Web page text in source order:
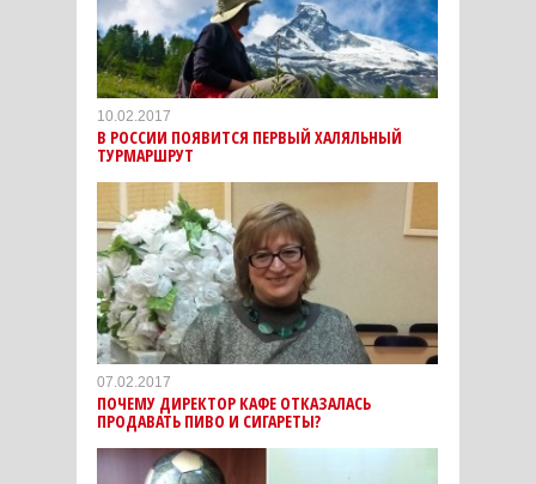
10.02.2017
В РОССИИ ПОЯВИТСЯ ПЕРВЫЙ ХАЛЯЛЬНЫЙ
ТУРМАРШРУТ
07.02.2017
ПОЧЕМУ ДИРЕКТОР КАФЕ ОТКАЗАЛАСЬ
ПРОДАВАТЬ ПИВО И СИГАРЕТЫ?